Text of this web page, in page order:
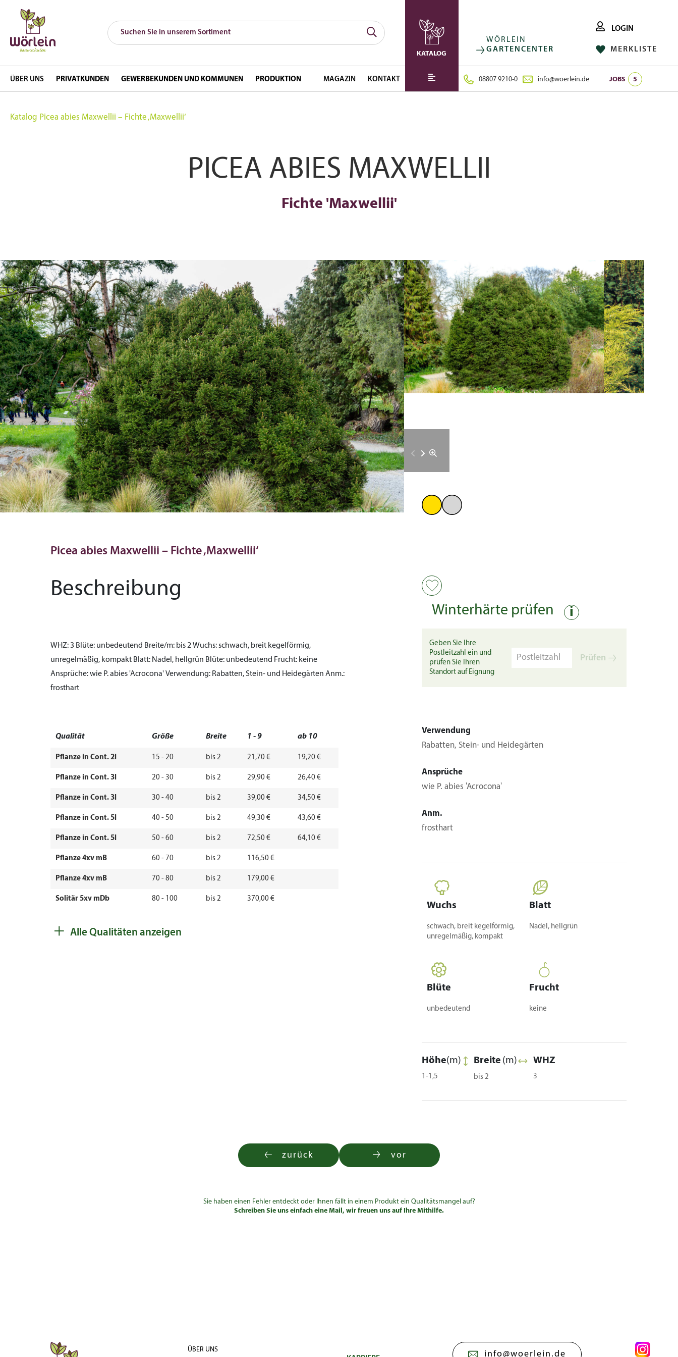
KATALOG
ÜBER UNS PRIVATKUNDEN GEWERBEKUNDEN UND KOMMUNEN PRODUKTION MAGAZIN KONTAKT
WÖRLEIN
GARTENCENTER
LOGIN
MERKLISTE
08807 9210-0 info@woerlein.de JOBS 5
FOLGE UNS AUF: INSTAGRAM FACEBOOK
Katalog Picea abies Maxwellii – Fichte ‚Maxwellii‘
PICEA ABIES MAXWELLII
Fichte 'Maxwellii'
Picea abies Maxwellii – Fichte ‚Maxwellii‘
Beschreibung
WHZ:3 Blüte: unbedeutend Breite/m: bis 2Wuchs:schwach, breit kegelförmig,
unregelmäßig, kompakt Blatt: Nadel, hellgrün Blüte: unbedeutend Frucht: keine
Ansprüche:wie P. abies 'Acrocona'Verwendung: Rabatten, Stein- und Heidegärten Anm.:
frosthart
Qualität Größe Breite 1 - 9 ab 10
Pflanze in Cont. 2l 15 - 20 bis 2 21,70 € 19,20 €
Pflanze in Cont. 3l 20 - 30 bis 2 29,90 € 26,40 €
Pflanze in Cont. 3l 30 - 40 bis 2 39,00 € 34,50 €
Pflanze in Cont. 5l 40 - 50 bis 2 49,30 € 43,60 €
Pflanze in Cont. 5l 50 - 60 bis 2 72,50 € 64,10 €
Pflanze 4xv mB 60 - 70 bis 2 116,50 €
Pflanze 4xv mB 70 - 80 bis 2 179,00 €
Solitär 5xv mDb 80 - 100 bis 2 370,00 €
+ Alle Qualitäten anzeigen
Winterhärte prüfen i
Geben Sie Ihre
Postleitzahl ein und
prüfen Sie Ihren
Standort auf Eignung
Prüfen
Verwendung
Rabatten, Stein- und Heidegärten
Ansprüche
wie P. abies 'Acrocona'
Anm.
frosthart
Wuchs
schwach, breit kegelförmig,
unregelmäßig, kompakt
Blatt
Nadel, hellgrün
Blüte
unbedeutend
Frucht
keine
Höhe(m)
1-1,5
Breite (m)
bis 2
WHZ
3
zurück vor
Sie haben einen Fehler entdeckt oder Ihnen fällt in einem Produkt ein Qualitätsmangel auf?
Schreiben Sie uns einfach eine Mail, wir freuen uns auf Ihre Mithilfe.
ÜBER UNS info@woerlein.de